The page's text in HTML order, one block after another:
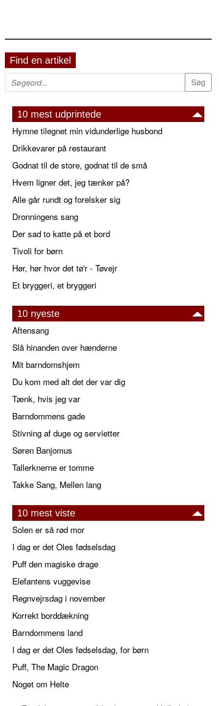
Find en artikel
10 mest udprintede
Hymne tilegnet min vidunderlige husbond
Drikkevarer på restaurant
Godnat til de store, godnat til de små
Hvem ligner det, jeg tænker på?
Alle går rundt og forelsker sig
Dronningens sang
Der sad to katte på et bord
Tivoli for børn
Hør, hør hvor det tø'r - Tøvejr
Et bryggeri, et bryggeri
10 nyeste
Aftensang
Slå hinanden over hænderne
Mit barndomshjem
Du kom med alt det der var dig
Tænk, hvis jeg var
Barndommens gade
Stivning af duge og servietter
Søren Banjomus
Tallerknerne er tomme
Takke Sang, Mellen lang
10 mest viste
Solen er så rød mor
I dag er det Oles fødselsdag
Puff den magiske drage
Elefantens vuggevise
Regnvejrsdag i november
Korrekt borddækning
Barndommens land
I dag er det Oles fødselsdag, for børn
Puff, The Magic Dragon
Noget om Helte